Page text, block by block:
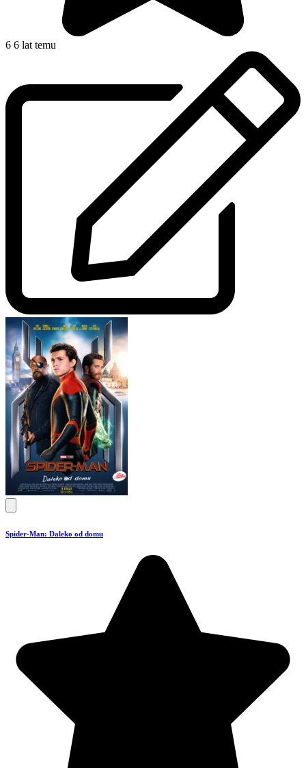
6 6 lat temu
Spider-Man: Daleko od domu